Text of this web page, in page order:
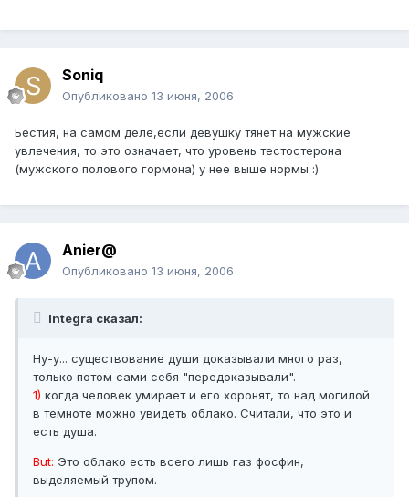
Soniq
Опубликовано 13 июня, 2006
Бестия, на самом деле,если девушку тянет на мужские
увлечения, то это означает, что уровень тестостерона
(мужского полового гормона) у нее выше нормы :)
Anier@
Опубликовано 13 июня, 2006
Integra сказал:
Ну-у... существование души доказывали много раз,
только потом сами себя "передоказывали".
1) когда человек умирает и его хоронят, то над могилой
в темноте можно увидеть облако. Считали, что это и
есть душа.
But: Это облако есть всего лишь газ фосфин,
выделяемый трупом.